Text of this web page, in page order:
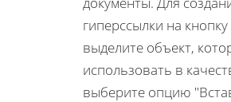
гиперссылки на
выделите объект,
использовать в
выберите опцию